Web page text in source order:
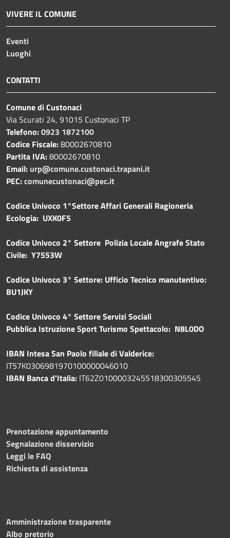
VIVERE IL COMUNE
Eventi
Luoghi
CONTATTI
Comune di Custonaci
Via Scurati 24, 91015 Custonaci TP
Telefono:0923 1872100
Codice Fiscale:80002670810
Partita IVA:80002670810
Email: urp@comune.custonaci.trapani.it
PEC:comunecustonaci@pec.it
Codice Univoco 1°Settore Affari Generali Ragioneria
Ecologia: UXK0F5
Codice Univoco 2° Settore Polizia Locale Angrafe Stato
Civile: Y7553W
Codice Univoco 3° Settore: Ufficio Tecnico manutentivo:
BU1JKY
Codice Univoco 4° Settore Servizi Sociali
Pubblica Istruzione Sport Turismo Spettacolo: N8L0DO
IBAN Intesa San Paolo filiale di Valderice:
IT57K0306981970100000046010
IBAN Banca d'Italia: IT62Z0100003245518300305545
Prenotazione appuntamento
Segnalazione disservizio
Leggi le FAQ
Richiesta di assistenza
Amministrazione trasparente
Albo pretorio